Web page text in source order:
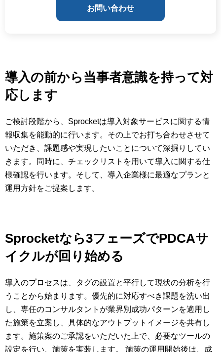
お問い合わせ
導入の前から当事者意識を持って対
応します
ご検討段階から、Sprocketは導入対象サービスに関する情
報収集を能動的に行います。その上でお打ち合わせさせて
いただき、課題感や実現したいことについて深掘りしてい
きます。同時に、チェックリストを用いて導入に関する仕
様確認を行います。そして、導入企業様に最適なプランと
運用方針をご提案します。
Sprocketなら3フェーズでPDCAサ
イクルが回り始める
導入のプロセスは、タグの設置と平行して現状の分析を行
うことから始まります。優先的に対応すべき課題を洗い出
し、専任のコンサルタントが業界別成功パターンを適用し
た施策を立案し、具体的なアウトプットイメージを共有し
ます。施策案のご承認をいただいた上で、必要なツールの
設定を行い、施策を実装します。 施策の運用開始後は、成